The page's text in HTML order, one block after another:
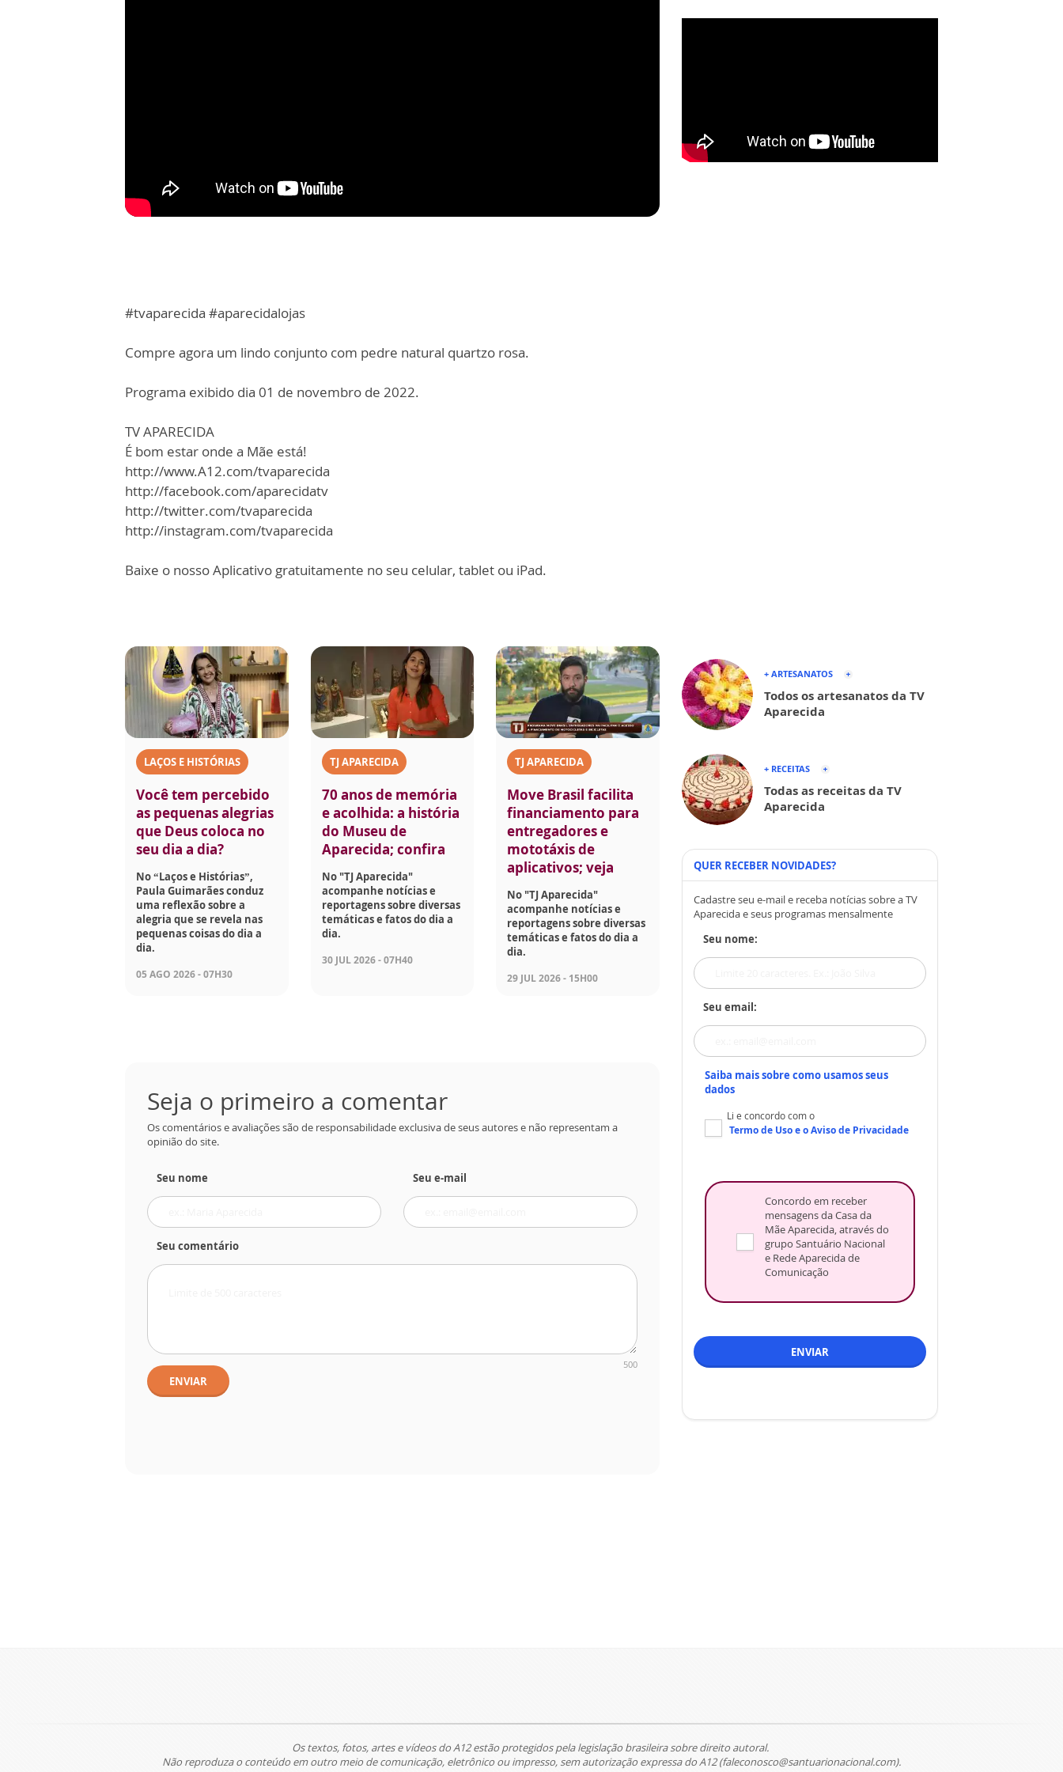
#tvaparecida #aparecidalojas
Compre agora um lindo conjunto com pedre natural quartzo rosa.
Programa exibido dia 01 de novembro de 2022.
TV APARECIDA
É bom estar onde a Mãe está!
http://www.A12.com/tvaparecida
http://facebook.com/aparecidatv
http://twitter.com/tvaparecida
http://instagram.com/tvaparecida
Baixe o nosso Aplicativo gratuitamente no seu celular, tablet ou iPad.
LAÇOS E HISTÓRIAS
Você tem percebido
as pequenas alegrias
que Deus coloca no
seu dia a dia?
No “Laços e Histórias”,
Paula Guimarães conduz
uma reflexão sobre a
alegria que se revela nas
pequenas coisas do dia a
dia.
05 AGO 2026 - 07H30
TJ APARECIDA
70 anos de memória
e acolhida: a história
do Museu de
Aparecida; confira
No "TJ Aparecida"
acompanhe notícias e
reportagens sobre diversas
temáticas e fatos do dia a
dia.
30 JUL 2026 - 07H40
TJ APARECIDA
Move Brasil facilita
financiamento para
entregadores e
mototáxis de
aplicativos; veja
No "TJ Aparecida"
acompanhe notícias e
reportagens sobre diversas
temáticas e fatos do dia a
dia.
29 JUL 2026 - 15H00
Seja o primeiro a comentar
Os comentários e avaliações são de responsabilidade exclusiva de seus autores e não representam a
opinião do site.
Seu nome Seu e-mail
Seu comentário
500
ENVIAR
+ ARTESANATOS
Todos os artesanatos da TV
Aparecida
+ RECEITAS
Todas as receitas da TV
Aparecida
QUER RECEBER NOVIDADES?
Cadastre seu e-mail e receba notícias sobre a TV
Aparecida e seus programas mensalmente
Seu nome:
Seu email:
Saiba mais sobre como usamos seus
dados
Li e concordo com o
Termo de Usoe oAviso de Privacidade
Concordo em receber
mensagens da Casa da
Mãe Aparecida, através do
grupo Santuário Nacional
e Rede Aparecida de
Comunicação
ENVIAR
Os textos, fotos, artes e vídeos do A12 estão protegidos pela legislação brasileira sobre direito autoral.
Não reproduza o conteúdo em outro meio de comunicação, eletrônico ou impresso, sem autorização expressa do A12 (faleconosco@santuarionacional.com).